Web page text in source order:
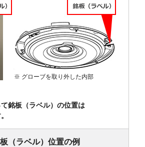
※ グローブを取り外した内部
銘板（ラベル）の位置は
（ラベル）位置の例